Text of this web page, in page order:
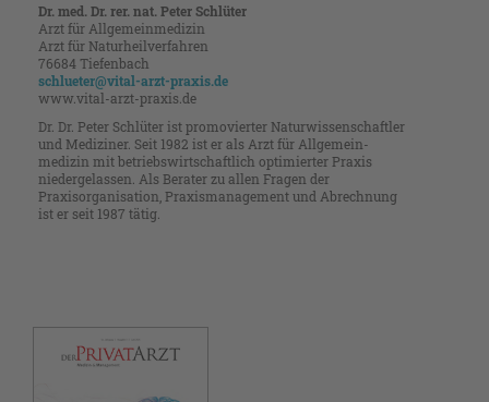
Dr. med. Dr. rer. nat. Peter Schlüter
Arzt für Allgemeinmedizin
Arzt für Naturheilverfahren
76684 Tiefenbach
schlueter@vital-arzt-praxis.de
www.vital-arzt-praxis.de
Dr. Dr. Peter Schlüter ist promo­vierter Naturwissenschaftler
und ­Mediziner. Seit 1982 ist er als Arzt für Allgemein­
medizin mit betriebs­­wirtschaftlich ­opti­mierter Praxis
nieder­gelassen. Als Berater zu allen ­Fragen der
Praxisorganisation, Praxis­manage­­ment und ­Abrechnung
ist er seit 1987 tätig.